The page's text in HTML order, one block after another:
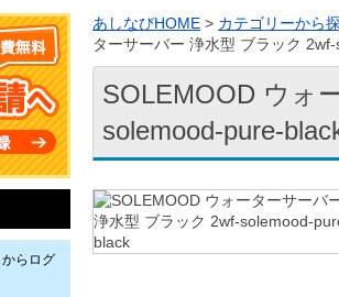
らログ
あしなびHOME > カテゴリーから
ターサーバー 浄水型 ブラック
SOLEMOOD ウォ
solemood-pure-